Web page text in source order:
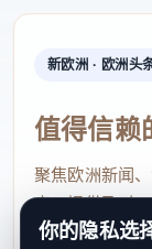
新欧洲 · 欧洲头
值得信赖
聚焦欧洲新闻
点，提供及时
速了解欧洲动态
你的隐私选